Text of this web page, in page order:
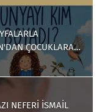
ÇOCUKLARA
NEFERİ İSMAİL